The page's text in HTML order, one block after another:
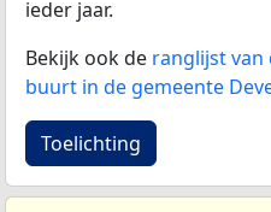
ieder jaar.
Bekijk ook de ranglijst
buurt in de gemeente
Toelichting